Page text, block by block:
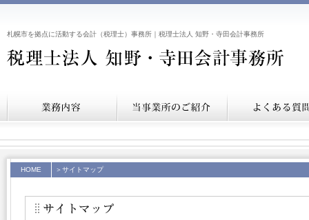
札幌市を拠点に活動する会計（税理士）事務所｜税理士法人 知野・寺田会計事務所
HOME ＞サイトマップ